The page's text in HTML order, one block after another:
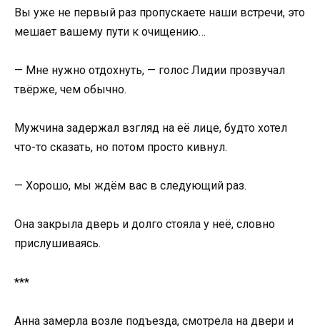
Вы уже не первый раз пропускаете наши встречи, это
мешает вашему пути к очищению…
— Мне нужно отдохнуть, — голос Лидии прозвучал
твёрже, чем обычно.
Мужчина задержал взгляд на её лице, будто хотел
что-то сказать, но потом просто кивнул.
— Хорошо, мы ждём вас в следующий раз.
Она закрыла дверь и долго стояла у неё, словно
прислушиваясь.
***
Анна замерла возле подъезда, смотрела на двери и